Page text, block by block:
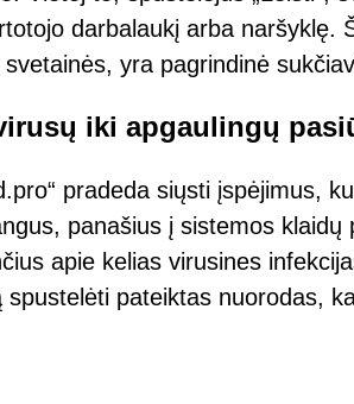
darbalaukį arba naršyklę.
yra pagrindinė
iki apgaulingų
pradeda siųsti įspėjimus,
panašius į sistemos klaidų
apie kelias virusines
pateiktas nuorodas,